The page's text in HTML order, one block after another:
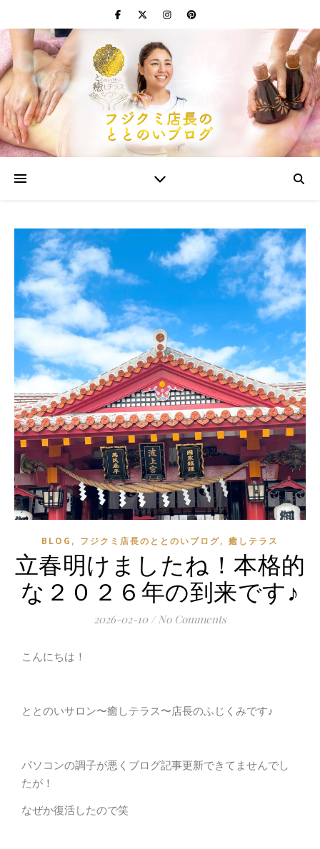
BLOG , フジクミ店長のととのいブログ, 癒しテラス
立春明けましたね！本格的
な２０２６年の到来です♪
2026-02-10 / No Comments
こんにちは！
ととのいサロン〜癒しテラス〜店長のふじくみです♪
パソコンの調子が悪くブログ記事更新できてませんでし
たが！
なぜか復活したので笑